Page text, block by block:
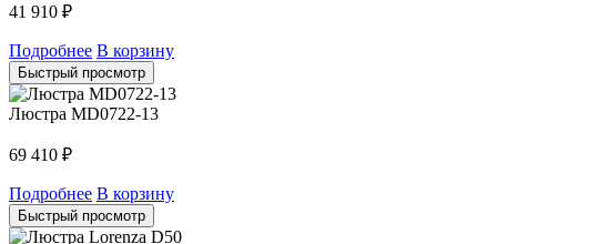
41 910 ₽
Подробнее В корзину
Быстрый просмотр
Люстра MD0722-13
69 410 ₽
Подробнее В корзину
Быстрый просмотр